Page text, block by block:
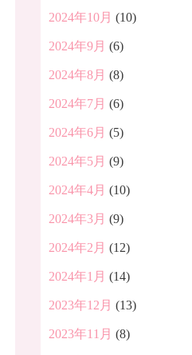
2024年10月 (10)
2024年9月 (6)
2024年8月 (8)
2024年7月 (6)
2024年6月 (5)
2024年5月 (9)
2024年4月 (10)
2024年3月 (9)
2024年2月 (12)
2024年1月 (14)
2023年12月 (13)
2023年11月 (8)